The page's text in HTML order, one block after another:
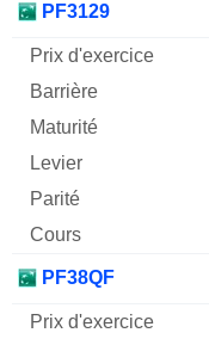
PF3129
PF38QF